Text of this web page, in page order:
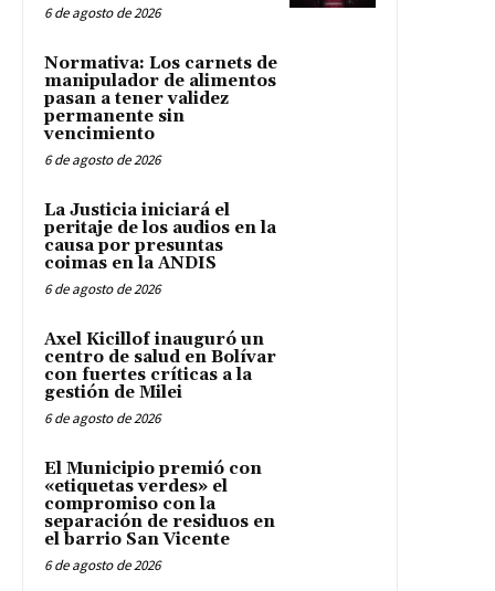
6 de agosto de 2026
Normativa: Los carnets de
manipulador de alimentos
pasan a tener validez
permanente sin
vencimiento
6 de agosto de 2026
La Justicia iniciará el
peritaje de los audios en la
causa por presuntas
coimas en la ANDIS
6 de agosto de 2026
Axel Kicillof inauguró un
centro de salud en Bolívar
con fuertes críticas a la
gestión de Milei
6 de agosto de 2026
El Municipio premió con
«etiquetas verdes» el
compromiso con la
separación de residuos en
el barrio San Vicente
6 de agosto de 2026